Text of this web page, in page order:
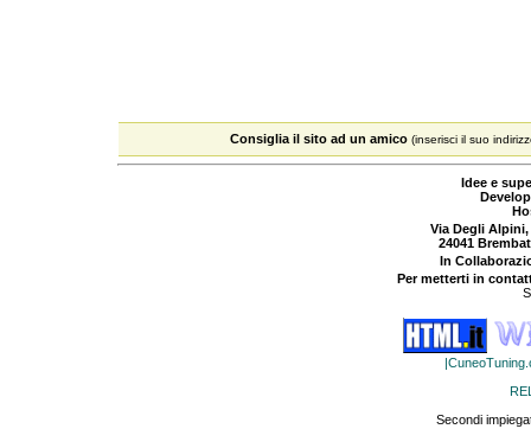
Consiglia il sito ad un amico (inserisci il suo
Idee e
Via Degli Alpini,
24041
In
Per metterti in
Secondi